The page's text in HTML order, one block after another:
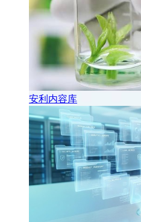
安利内容库